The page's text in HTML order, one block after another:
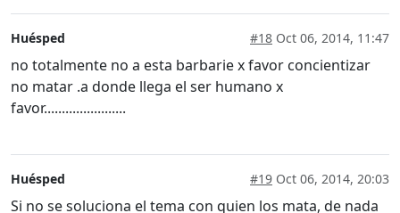
Huésped #18 Oct 06, 2014, 11:47
no totalmente no a esta barbarie x favor concientizar
no matar .a donde llega el ser humano x
favor.......................
Huésped #19 Oct 06, 2014, 20:03
Si no se soluciona el tema con quien los mata, de nada